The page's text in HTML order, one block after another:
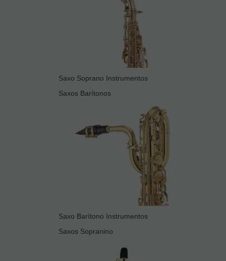
Saxo Soprano Instrumentos
Saxos Barítonos
Saxo Barítono Instrumentos
Saxos Sopranino